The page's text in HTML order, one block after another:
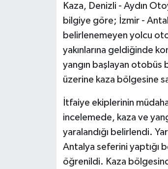
Kaza, Denizli - Aydın
bilgiye göre; İzmir -
belirlenemeyen yolcu
yakınlarına geldiğinde
yangın başlayan otobüs
üzerine kaza bölgesine
İtfaiye ekiplerinin
incelemede, kaza ve
yaralandığı belirlendi.
Antalya seferini yaptığı
öğrenildi. Kaza